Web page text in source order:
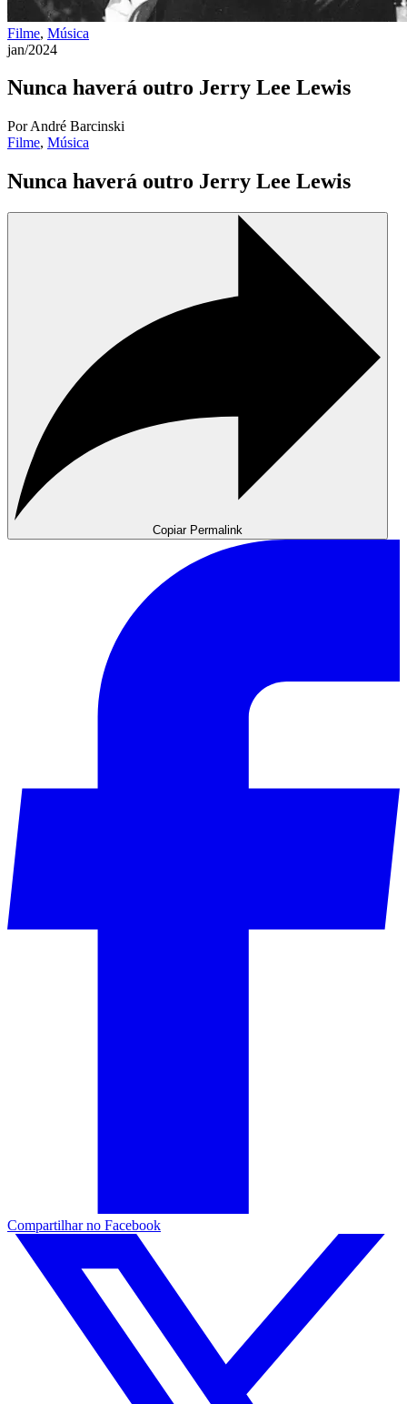
Filme, Música
jan/2024
Nunca haverá outro Jerry Lee Lewis
Por André Barcinski
Filme, Música
Nunca haverá outro Jerry Lee Lewis
Copiar Permalink
Compartilhar no Facebook